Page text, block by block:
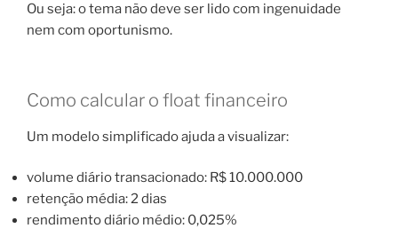
Ou seja: o tema não deve ser lido com ingenuidade
nem com oportunismo.
Como calcular o float financeiro
Um modelo simplificado ajuda a visualizar:
volume diário transacionado: R$ 10.000.000
retenção média: 2 dias
rendimento diário médio: 0,025%